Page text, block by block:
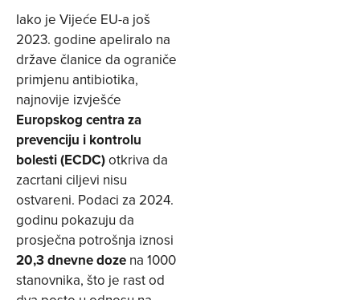
Iako je Vijeće EU-a još
2023. godine apeliralo na
države članice da ograniče
primjenu antibiotika,
najnovije izvješće
Europskog centra za
prevenciju i kontrolu
bolesti (ECDC)otkriva da
zacrtani ciljevi nisu
ostvareni. Podaci za 2024.
godinu pokazuju da
prosječna potrošnja iznosi
20,3 dnevne doze na 1000
stanovnika, što je rast od